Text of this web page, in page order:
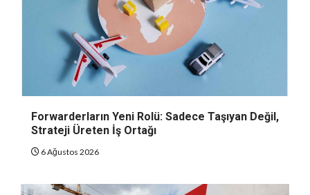
Forwarderların Yeni Rolü: Sadece Taşıyan Değil,
Strateji Üreten İş Ortağı
6 Ağustos 2026